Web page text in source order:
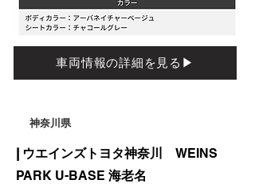
車両情報の詳細を見る▶
​神奈川県
| ウエインズトヨタ神奈川 WEINS
PARK U-BASE 海老名